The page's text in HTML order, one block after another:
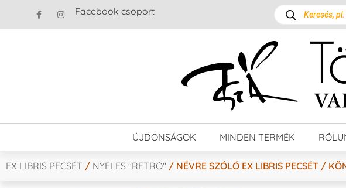
Facebook csoport
ÚJDONSÁGOK MINDEN TERMÉK
EX LIBRIS PECSÉT / NYELES "RETRÓ" / NÉVRE SZÓLÓ EX LIBRIS PECSÉT /